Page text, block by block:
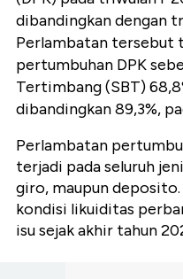
dibandingkan dengan
Perlambatan tersebut
pertumbuhan DPK
Tertimbang (SBT)
dibandingkan 89,3%,
Perlambatan
terjadi pada seluruh
giro, maupun
kondisi likuiditas
isu sejak akhir tahun